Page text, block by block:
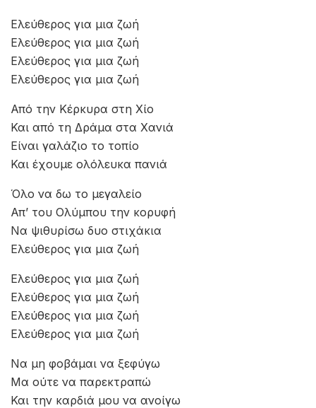
Ελεύθερος για μια ζωή
Ελεύθερος για μια ζωή
Ελεύθερος για μια ζωή
Ελεύθερος για μια ζωή
Από την Κέρκυρα στη Χίο
Και από τη Δράμα στα Χανιά
Είναι γαλάζιο το τοπίο
Και έχουμε ολόλευκα πανιά
Όλο να δω το μεγαλείο
Απ’ του Ολύμπου την κορυφή
Να ψιθυρίσω δυο στιχάκια
Ελεύθερος για μια ζωή
Ελεύθερος για μια ζωή
Ελεύθερος για μια ζωή
Ελεύθερος για μια ζωή
Ελεύθερος για μια ζωή
Να μη φοβάμαι να ξεφύγω
Μα ούτε να παρεκτραπώ
Και την καρδιά μου να ανοίγω